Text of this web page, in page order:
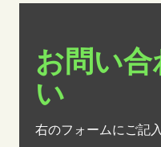
お問い合
い
右のフォームにご記